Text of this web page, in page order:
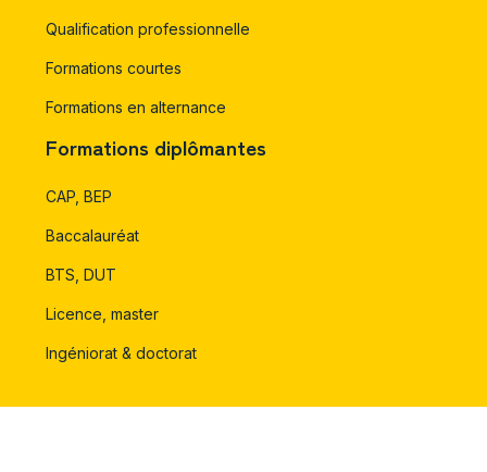
Qualification professionnelle
Formations courtes
Formations en alternance
Formations diplômantes
CAP, BEP
Baccalauréat
BTS, DUT
Licence, master
Ingéniorat & doctorat